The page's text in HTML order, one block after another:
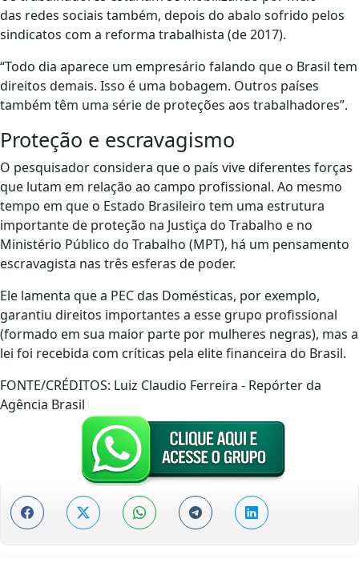
das redes sociais também, depois do abalo sofrido pelos
sindicatos com a reforma trabalhista (de 2017).
“Todo dia aparece um empresário falando que o Brasil tem
direitos demais. Isso é uma bobagem. Outros países
também têm uma série de proteções aos trabalhadores”.
Proteção e escravagismo
O pesquisador considera que o país vive diferentes forças
que lutam em relação ao campo profissional. Ao mesmo
tempo em que o Estado Brasileiro tem uma estrutura
importante de proteção na Justiça do Trabalho e no
Ministério Público do Trabalho (MPT), há um pensamento
escravagista nas três esferas de poder.
Ele lamenta que a PEC das Domésticas, por exemplo,
garantiu direitos importantes a esse grupo profissional
(formado em sua maior parte por mulheres negras), mas a
lei foi recebida com críticas pela elite financeira do Brasil.
FONTE/CRÉDITOS: Luiz Claudio Ferreira - Repórter da
Agência Brasil